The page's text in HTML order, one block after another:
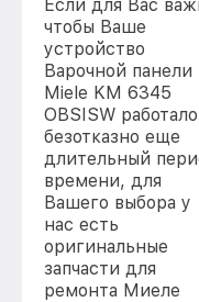
Если для Вас
чтобы Ваше
устройство
Варочной панели
Miele KM 6345
OBSISW работало
безотказно еще
длительный
времени, для
Вашего выбора у
нас есть
оригинальные
запчасти для
ремонта Миеле